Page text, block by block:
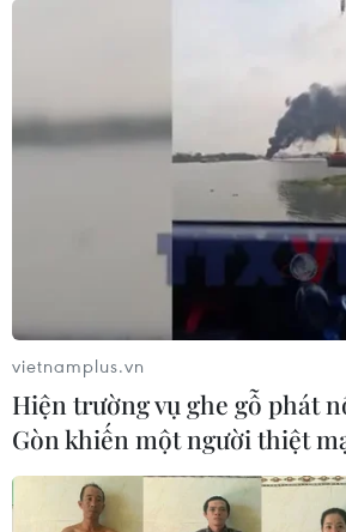
vietnamplus.vn
Hiện trường vụ ghe gỗ phát
Gòn khiến một người thiệt